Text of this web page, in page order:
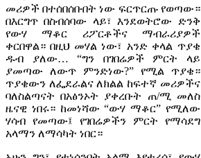
መሪዎች በተሰበሰቡበት ነው ፍርጥርጡ የወጣው።
በእርግጥ በስብሰባው ላይ፣ እንደወትሮው ድንቅ
የውሃ ማቆር ሪፖርቶችና ማብራሪያዎች
ቀርበዋል። በዚህ መሃል ነው፣ አንድ ቀላል ጥያቄ
ዱብ ያለው… “ግን በገበሬዎች ምርት ላይ
ያመጣው ለውጥ ምንድነው?” የሚል ጥያቄ።
ጥያቄውን ለፌደራልና ለክልል ከፍተኛ መሪዎችና
ባለስልጣናት በአፅንኦት ያቀረቡት ጠ/ሚ መለስ
ዜናዊ ነበሩ። ከመነሻው “ውሃ ማቆር” የሚለው
ሃሳብ የመጣው፤ የገበሬዎችን ምርት የማሳደግ
አላማን ለማሳካት ነበር።